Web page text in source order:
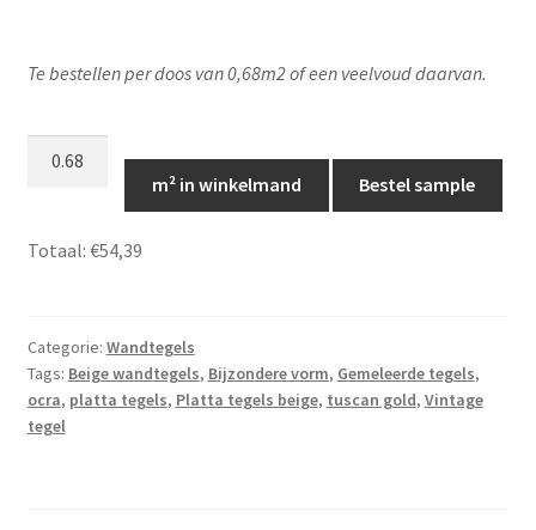
Te bestellen per doos van 0,68m2 of een veelvoud daarvan.
m² in winkelmand Bestel sample
Totaal: €54,39
Categorie: Wandtegels
Tags: Beige wandtegels, Bijzondere vorm, Gemeleerde tegels,
ocra, platta tegels, Platta tegels beige, tuscan gold, Vintage
tegel